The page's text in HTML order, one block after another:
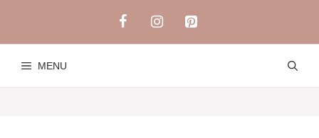
content
MENU